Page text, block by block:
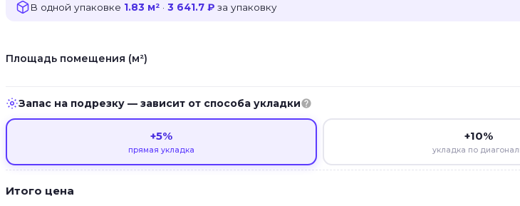
В одной упаковке 1.83 м² · 3 641.7 ₽ за упаковку
Площадь помещения (м²)
Запас на подрезку — зависит от способа укладки
+5%
прямая укладка
+10%
укладка по
Итого цена